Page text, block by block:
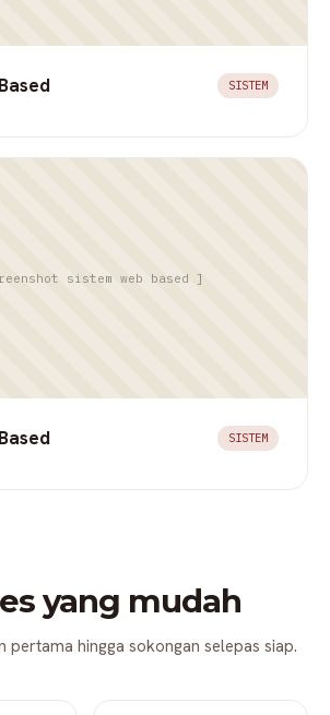
SISTEM
sistem web based ]
SISTEM
yang mudah
pertama hingga sokongan selepas siap.